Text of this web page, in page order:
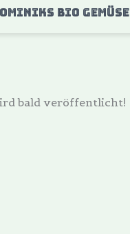
BIO GEMÜSE
bald veröffentlicht!